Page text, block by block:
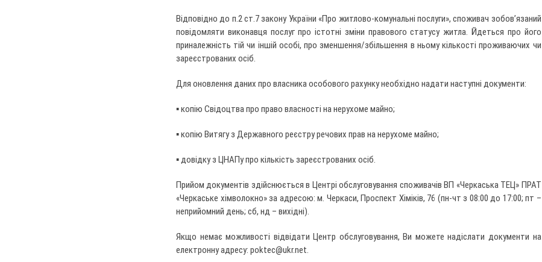
Відповідно до п.2 ст.7 закону України «Про житлово-комунальні послуги», споживач зобов’язаний
повідомляти виконавця послуг про істотні зміни правового статусу житла. Йдеться про його
приналежність тій чи іншій особі, про зменшення/збільшення в ньому кількості проживаючих чи
зареєстрованих осіб.
Для оновлення даних про власника особового рахунку необхідно надати наступні документи:
▪ копію Свідоцтва про право власності на нерухоме майно;
▪ копію Витягу з Державного реєстру речових прав на нерухоме майно;
▪ довідку з ЦНАПу про кількість зареєстрованих осіб.
Прийом документів здійснюється в Центрі обслуговування споживачів ВП «Черкаська ТЕЦ» ПРАТ
«Черкаське хімволокно» за адресою: м. Черкаси, Проспект Хіміків, 76 (пн-чт з 08:00 до 17:00; пт –
неприйомний день; сб, нд – вихідні).
Якщо немає можливості відвідати Центр обслуговування, Ви можете надіслати документи на
електронну адресу: poktec@ukr.net.